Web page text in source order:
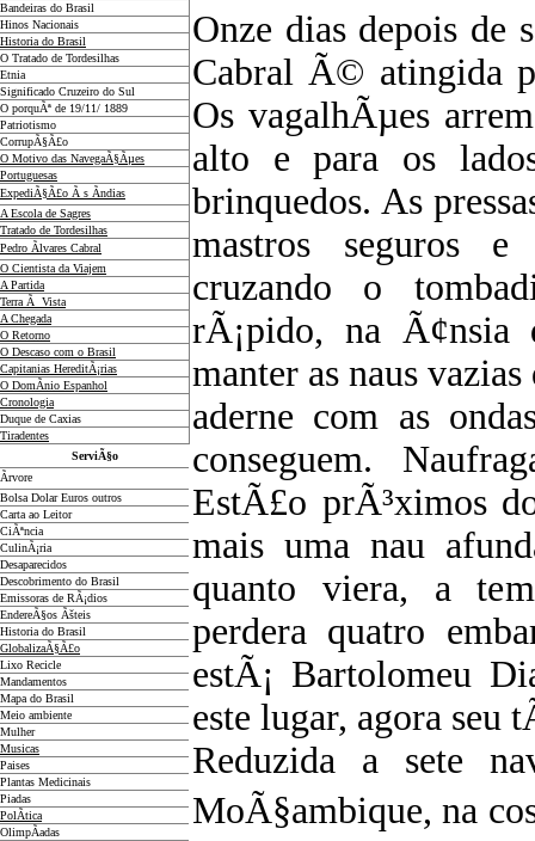
Bandeiras do Brasil
Hinos Nacionais
Historia do Brasil
O Tratado de Tordesilhas
Etnia
Significado Cruzeiro do Sul
O porquÃª de 19/11/ 1889
Patriotismo
CorrupÃ§Ã£o
O Motivo das NavegaÃ§Ãµes
Portuguesas
ExpediÃ§Ã£o Ã s Ãndias
A Escola de Sagres
Tratado de Tordesilhas
Pedro Ãlvares Cabral
O Cientista da Viajem
A Partida
Terra Ã Vista
A Chegada
O Retorno
O Descaso com o Brasil
Capitanias HereditÃ¡rias
O DomÃ­nio Espanhol
Cronologia
Duque de Caxias
Tiradentes
ServiÃ§o
Ãrvore
Bolsa Dolar Euros outros
Carta ao Leitor
CiÃªncia
CulinÃ¡ria
Desaparecidos
Descobrimento do Brasil
Emissoras de RÃ¡dios
EndereÃ§os Ãšteis
Historia do Brasil
GlobalizaÃ§Ã£o
Lixo Recicle
Mandamentos
Mapa do Brasil
Meio ambiente
Mulher
Musicas
Paises
Plantas Medicinais
Piadas
PolÃ­tica
OlimpÃ­adas
Onze dias depois de
Cabral Ã© atingida
Os vagalhÃµes
alto e para os
brinquedos. As
mastros seguros
cruzando o
rÃ¡pido, na
manter as naus
aderne com as
conseguem.
EstÃ£o prÃ³ximos
mais uma nau
quanto viera, a
perdera quatro
estÃ¡ Bartolomeu
este lugar, agora seu
Reduzida a sete
MoÃ§ambique, na